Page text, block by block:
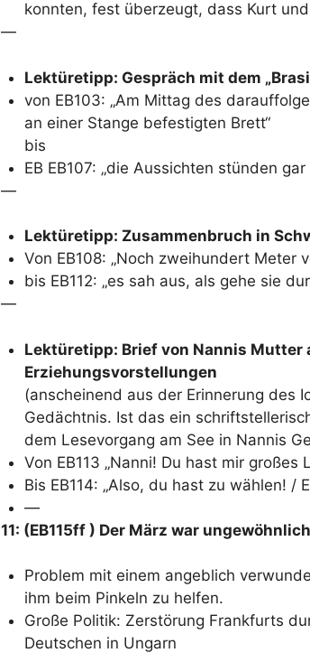
konnten, fest überzeugt, dass Kurt
—
Lektüretipp: Gespräch mit dem
von EB103: „Am Mittag des
an einer Stange befestigten Brett“
bis
EB EB107: „die Aussichten stünden
—
Lektüretipp: Zusammenbruch in
Von EB108: „Noch zweihundert Meter
bis EB112: „es sah aus, als gehe sie
—
Lektüretipp: Brief von Nannis Mutter
Erziehungsvorstellungen
(anscheinend aus der Erinnerung des
Gedächtnis. Ist das ein
dem Lesevorgang am See in Nannis
Von EB113 „Nanni! Du hast mir großes
Bis EB114: „Also, du hast zu wählen! /
—
11: (EB115ff ) Der März war ungewöhnlich
Problem mit einem angeblich
ihm beim Pinkeln zu helfen.
Große Politik: Zerstörung Frankfurts
Deutschen in Ungarn